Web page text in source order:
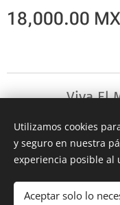
18,000.00
Viva El
Utilizamos cookies
y seguro en nuestra
experiencia posible al
Aceptar solo lo